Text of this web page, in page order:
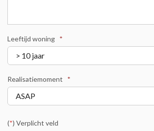
Leeftijd woning *
Realisatiemoment *
(*) Verplicht veld